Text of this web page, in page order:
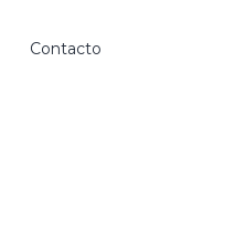
Contacto